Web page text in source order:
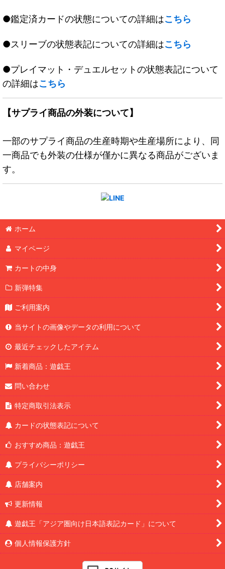
●鑑定済カードの状態についての詳細はこちら
●スリーブの状態表記についての詳細はこちら
●プレイマット・デュエルセットの状態表記について
の詳細はこちら
【サプライ商品の外装について】
一部のサプライ商品の生産時期や生産場所により、同
一商品でも外装の仕様が僅かに異なる商品がございま
す。
ホーム
マイページ
カートの中身
新弾特集
ご利用案内
当サイトの画像やデータの利用について
最近チェックしたアイテム
新着商品：遊戯王
問い合わせ
特定商取引法表示
カードの状態表記について
おすすめ商品：遊戯王
プライバシーポリシー
店舗案内
更新情報
遊戯王「アジア圏向け日本語表記カード」について
個人情報保護方針